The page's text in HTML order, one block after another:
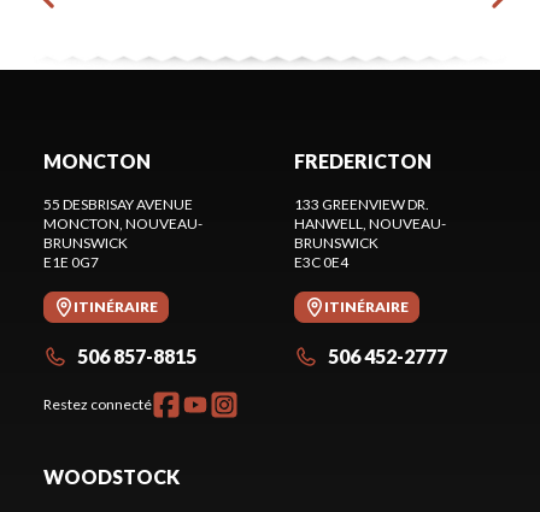
MONCTON
55 DESBRISAY AVENUE
MONCTON , NOUVEAU-
BRUNSWICK
E1E 0G7
ITINÉRAIRE
506 857-8815
Restez connecté
FREDERICTON
133 GREENVIEW DR.
HANWELL , NOUVEAU-
BRUNSWICK
E3C 0E4
ITINÉRAIRE
506 452-2777
WOODSTOCK